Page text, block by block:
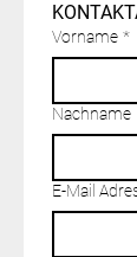
Vorname *
Nachname
E-Mail